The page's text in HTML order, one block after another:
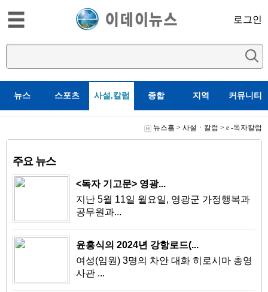
로그인
뉴스 스포츠 사설,칼럼 종합 지역 커뮤니티
뉴스홈 > 사설ㆍ칼럼 > e -독자칼럼
주요 뉴스
<독자 기고문> 영광...
지난 5월 11일 월요일, 영광군 가정행복과
공무원과...
윤흥식의 2024년 강항로드(...
여성(임원) 3명의 차안 대화 히로시마 총영
사관 ...